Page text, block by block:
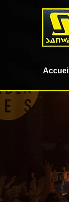
Accueil